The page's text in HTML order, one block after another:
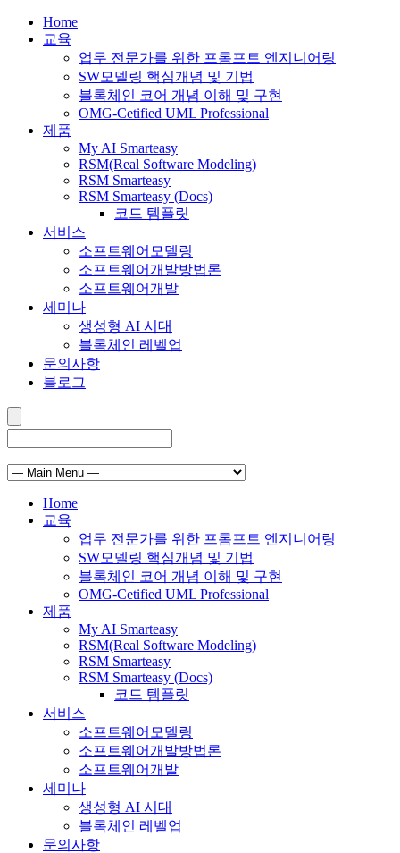
Home
교육
업무 전문가를 위한 프롬프트 엔지니어링
SW모델링 핵심개념 및 기법
블록체인 코어 개념 이해 및 구현
OMG-Cetified UML Professional
제품
My AI Smarteasy
RSM(Real Software Modeling)
RSM Smarteasy
RSM Smarteasy (Docs)
코드 템플릿
서비스
소프트웨어모델링
소프트웨어개발방법론
소프트웨어개발
세미나
생성형 AI 시대
블록체인 레벨업
문의사항
블로그
Home
교육
업무 전문가를 위한 프롬프트 엔지니어링
SW모델링 핵심개념 및 기법
블록체인 코어 개념 이해 및 구현
OMG-Cetified UML Professional
제품
My AI Smarteasy
RSM(Real Software Modeling)
RSM Smarteasy
RSM Smarteasy (Docs)
코드 템플릿
서비스
소프트웨어모델링
소프트웨어개발방법론
소프트웨어개발
세미나
생성형 AI 시대
블록체인 레벨업
문의사항